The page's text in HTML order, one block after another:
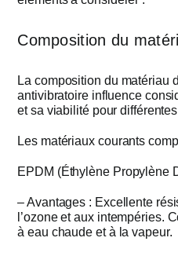
Composition du
La composition du matériau
antivibratoire influence
et sa viabilité pour
Les matériaux courants
EPDM (Éthylène Propylène
– Avantages : Excellente
l’ozone et aux intempéries.
à eau chaude et à la vapeur.